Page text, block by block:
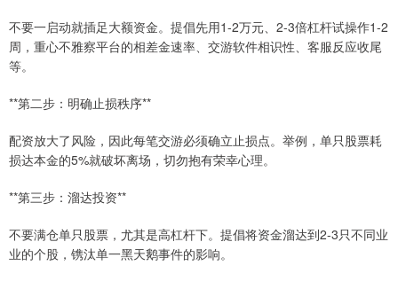
不要一启动就插足大额资金。提倡先用1-2万元、2-3倍杠杆试操作1-2
周，重心不雅察平台的相差金速率、交游软件相识性、客服反应收尾
等。
**第二步：明确止损秩序**
配资放大了风险，因此每笔交游必须确立止损点。举例，单只股票耗
损达本金的5%就破坏离场，切勿抱有荣幸心理。
**第三步：溜达投资**
不要满仓单只股票，尤其是高杠杆下。提倡将资金溜达到2-3只不同业
业的个股，镌汰单一黑天鹅事件的影响。